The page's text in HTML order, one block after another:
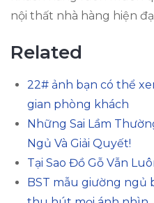
nội thất nhà hàng hiện
Related
22# ảnh bạn có thể
gian phòng khách
Những Sai Lầm
Ngủ Và Giải Quyết!
Tại Sao Đồ Gỗ Vẫn
BST mẫu giường ngủ